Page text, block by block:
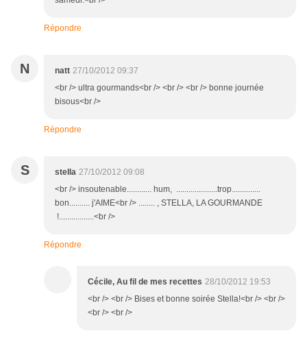
Répondre
N natt 27/10/2012 09:37
<br /> ultra gourmands<br /> <br /> <br /> bonne journée
bisous<br />
Répondre
S stella 27/10/2012 09:08
<br /> insoutenable............ hum, ....................trop..............
bon.......... j'AIME<br /> ........ , STELLA, LA GOURMANDE
!.................<br />
Répondre
Cécile, Au fil de mes recettes 28/10/2012 19:53
<br /> <br /> Bises et bonne soirée Stella!<br /> <br />
<br /> <br />